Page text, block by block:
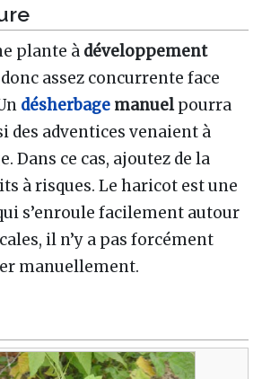
plante à développement
assez concurrente face
désherbage manuelpourra
des adventices venaient à
Dans ce cas, ajoutez de la
à risques. Le haricot est une
s’enroule facilement autour
il n’y a pas forcément
manuellement.